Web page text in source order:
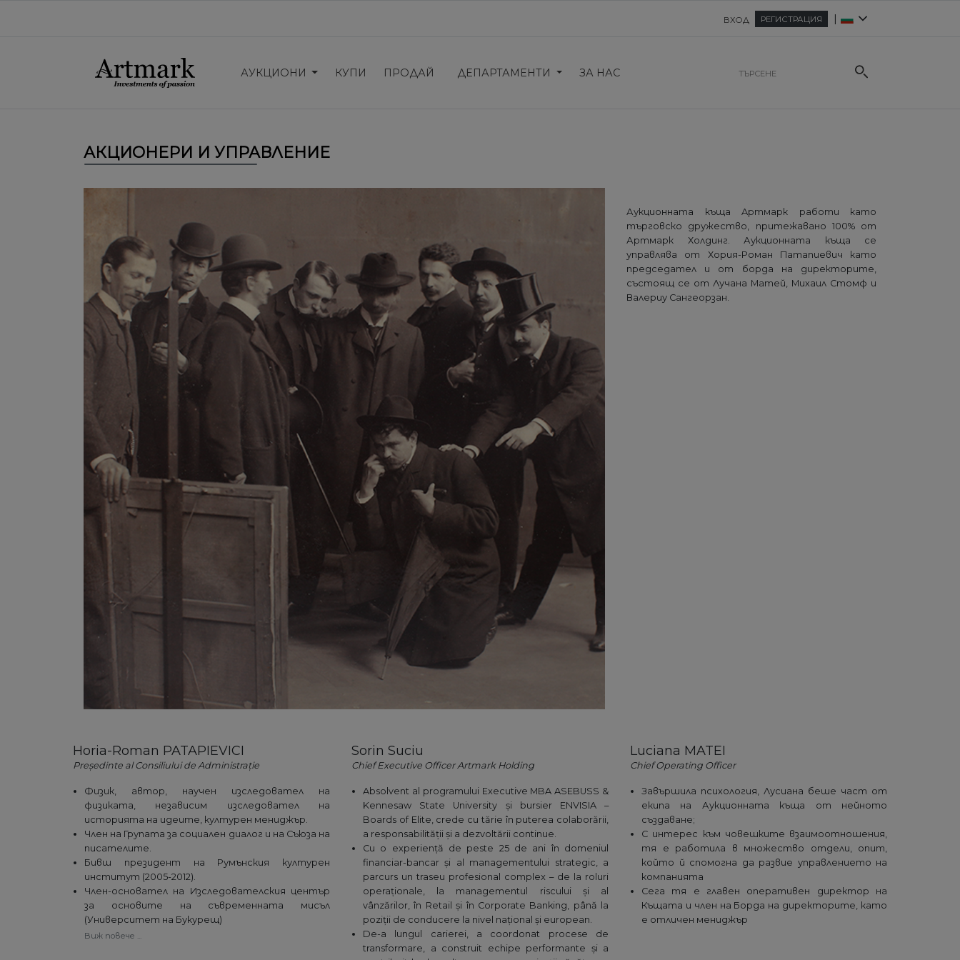
ВХОД РЕГИСТРАЦИЯ |
АУКЦИОНИ КУПИ ПРОДАЙ ДЕПАРТАМЕНТИ ЗА НАС
АКЦИОНЕРИ И УПРАВЛЕНИЕ
Аукционната къща Aртмарк работи като
търговско дружество, притежавано 100% от
Артмарк Холдинг. Аукционната къща се
управлява от Хория-Роман Патапиевич като
председател и от борда на директорите,
състоящ се от Лучана Матей, Михаил Стомф и
Валериу Сангеорзан.
Horia-Roman PATAPIEVICI
Președinte al Consiliului de Administrație
Физик, автор, научен изследовател на
физиката, независим изследовател на
историята на идеите, културен мениджър.
Член на Групата за социален диалог и на Съюза на
писателите.
Бивш президент на Румънския културен
институт (2005-2012).
Член-основател на Изследователския център
за основите на съвременната мисъл
(Университет на Букурещ)
Виж повече ...
Sorin Suciu
Chief Executive Officer Artmark Holding
Absolvent al programului Executive MBA ASEBUSS &
Kennesaw State University și bursier ENVISIA –
Boards of Elite, crede cu tărie în puterea colaborării,
a responsabilității și a dezvoltării continue.
Cu o experiență de peste 25 de ani în domeniul
financiar-bancar și al managementului strategic, a
parcurs un traseu profesional complex – de la roluri
operaționale, la managementul riscului și al
vânzărilor, în Retail și în Corporate Banking, până la
poziții de conducere la nivel național și european.
De-a lungul carierei, a coordonat procese de
transformare, a construit echipe performante și a
Luciana MATEI
Chief Operating Officer
Завършила психология, Лусиана беше част от
екипа на Аукционната къща от нейното
създаване;
С интерес към човешките взаимоотношения,
тя е работила в множество отдели, опит,
който й спомогна да развие управлението на
компанията
Сега тя е главен оперативен директор на
Къщата и член на Борда на директорите, като
е отличен мениджър